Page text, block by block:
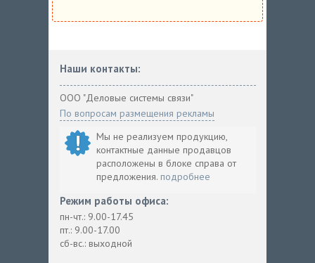
Наши контакты:
ООО "Деловые системы связи"
По вопросам размещения рекламы
Мы не реализуем продукцию,
контактные данные продавцов
расположены в блоке справа от
предложения. подробнее
Режим работы офиса:
пн-чт.: 9.00-17.45
пт.: 9.00-17.00
сб-вс.: выходной